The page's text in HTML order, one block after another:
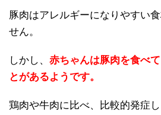
豚肉はアレルギーになりやすい
せん。
しかし、 赤ちゃんは豚肉を食べ
とがあるようです。
鶏肉や牛肉に比べ、比較的発症